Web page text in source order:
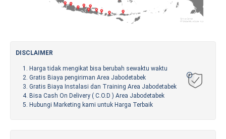
DISCLAIMER
Harga tidak mengikat bisa berubah sewaktu waktu
Gratis Biaya pengiriman Area Jabodetabek
Gratis Biaya Instalasi dan Training Area Jabodetabek
Bisa Cash On Delivery ( C.O.D ) Area Jabodetabek
Hubungi Marketing kami untuk Harga Terbaik